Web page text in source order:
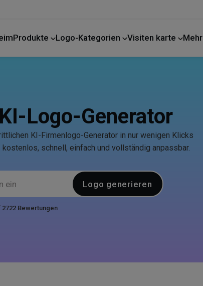
Produkte Logo-Kategorien Visiten karte Mehr
Logo-Generator
KI-Firmenlogo-Generator in nur wenigen Klicks
schnell, einfach und vollständig anpassbar.
Logo generieren
2722 Bewertungen